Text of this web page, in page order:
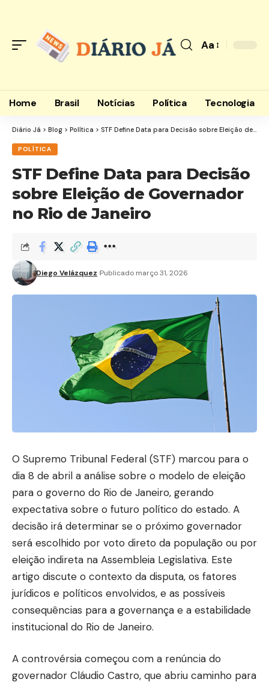
Font
Aa
Home Brasil Notícias Política Tecnologia
Diário Já > Blog > Política > STF Define Data para Decisão sobre Eleição de Governador no Rio de Janeiro
POLÍTICA
STF Define Data para Decisão
sobre Eleição de Governador
no Rio de Janeiro
Diego Velázquez Publicado março 31, 2026
O Supremo Tribunal Federal (STF) marcou para o
dia 8 de abril a análise sobre o modelo de eleição
para o governo do Rio de Janeiro, gerando
expectativa sobre o futuro político do estado. A
decisão irá determinar se o próximo governador
será escolhido por voto direto da população ou por
eleição indireta na Assembleia Legislativa. Este
artigo discute o contexto da disputa, os fatores
jurídicos e políticos envolvidos, e as possíveis
consequências para a governança e a estabilidade
institucional do Rio de Janeiro.
A controvérsia começou com a renúncia do
governador Cláudio Castro, que abriu caminho para